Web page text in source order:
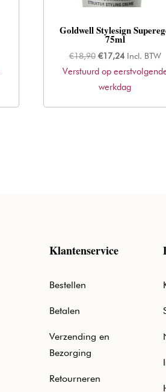
Goldwell Stylesign
75ml
€18,90 Oorspronkelijke
prijs
was:
€17,24Huidige
prijs
is:
Incl. BTW
Verstuurd op
werkdag
Klantenservice
Bestellen
Betalen
Verzending en
Bezorging
Retourneren